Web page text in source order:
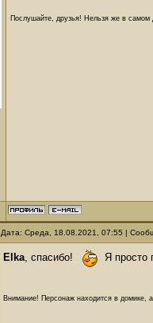
Послушайте, друзья! Нельзя же в самом
Дата: Среда, 18.08.2021, 07:55 |
Elka , спасибо! Я просто
Внимание! Персонаж находится в домике,